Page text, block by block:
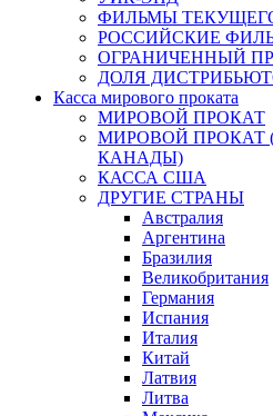
ФИЛЬМЫ
РОССИЙСКИЕ
ОГРАНИЧЕННЫЙ
ДОЛЯ
Касса мирового проката
МИРОВОЙ ПРОКАТ
МИРОВОЙ ПРОКАТ
КАНАДЫ)
КАССА США
ДРУГИЕ СТРАНЫ
Австралия
Аргентина
Бразилия
Великобритания
Германия
Испания
Италия
Китай
Латвия
Литва